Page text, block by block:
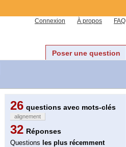
Connexion À propos FAQ
Poser une question
26 questions avec mots-clés
alignement
32 Réponses
Questions les plus récemment